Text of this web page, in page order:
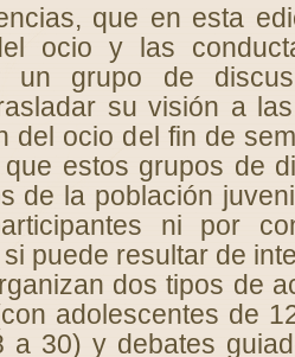
que en esta
ocio y las
un grupo de
su visión a
del ocio del fin de
estos grupos de
de la población
ni por
puede resultar de
dos tipos de
adolescentes de
a 30) y debates